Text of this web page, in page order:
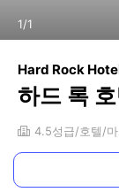
1/1
Hard Rock
하드 록
4.5성급 호텔